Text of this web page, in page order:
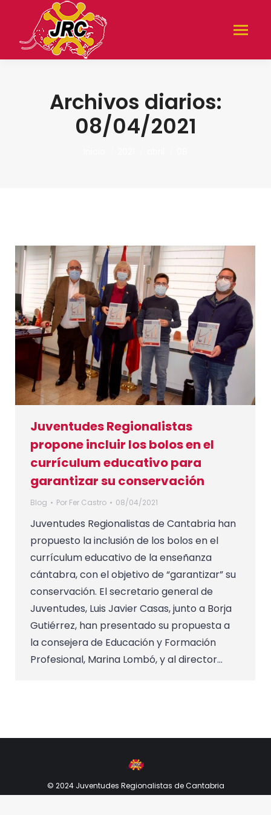
Archivos diarios:
08/04/2021
Juventudes Regionalistas
propone incluir los bolos en el
currículum educativo para
garantizar su conservación
Blog Por Fer Castro 08/04/2021
Juventudes Regionalistas de Cantabria han
propuesto la inclusión de los bolos en el
currículum educativo de la enseñanza
cántabra, con el objetivo de “garantizar” su
conservación. El secretario general de
Juventudes, Luis Javier Casas, junto a Borja
Gutiérrez, han presentado su propuesta a
la consejera de Educación y Formación
Profesional, Marina Lombó, y al director…
© 2024 Juventudes Regionalistas de Cantabria